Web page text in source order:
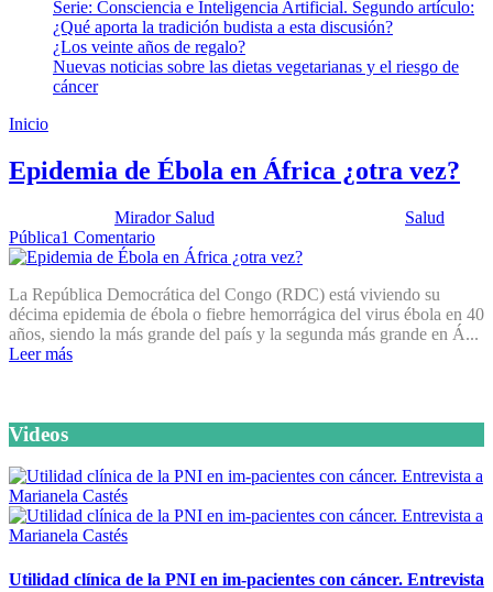
Serie: Consciencia e Inteligencia Artificial. Segundo artículo:
¿Qué aporta la tradición budista a esta discusión?
¿Los veinte años de regalo?
Nuevas noticias sobre las dietas vegetarianas y el riesgo de
cáncer
Inicio
Epidemia de Ébola en África ¿otra vez?
Mirador Salud
Salud
Pública1 Comentario
La República Democrática del Congo (RDC) está viviendo su
décima epidemia de ébola o fiebre hemorrágica del virus ébola en 40
años, siendo la más grande del país y la segunda más grande en Á...
Leer más
Videos
Utilidad clínica de la PNI en im-pacientes con cáncer. Entrevista